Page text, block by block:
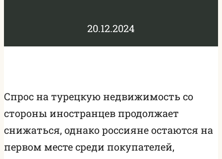
20.12.2024
Спрос на турецкую недвижимость со
стороны иностранцев продолжает
снижаться, однако россияне остаются на
первом месте среди покупателей,